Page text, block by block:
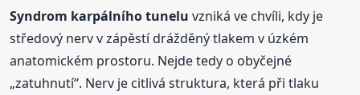
Syndrom karpálního tunelu vzniká ve chvíli, kdy je
středový nerv v zápěstí drážděný tlakem v úzkém
anatomickém prostoru. Nejde tedy o obyčejné
„zatuhnutí“. Nerv je citlivá struktura, která při tlaku